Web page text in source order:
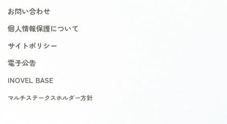
お問い合わせ
個人情報保護について
サイトポリシー
電子公告
INOVEL BASE
マルチステークスホルダー方針